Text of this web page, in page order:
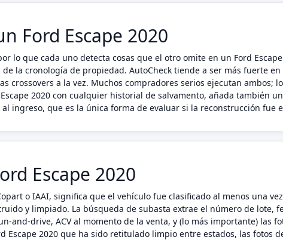
Ford Escape 2020
lo que cada uno detecta cosas que el otro omite en un Ford Escape
la cronología de propiedad. AutoCheck tiende a ser más fuerte
a la vez. Muchos compradores serios ejecutan ambos;
2020 con cualquier historial de salvamento, añada también
ingreso, que es la única forma de evaluar si la reconstrucción fue
Escape 2020
o IAAI, significa que el vehículo fue clasificado al menos una
y limpiado. La búsqueda de subasta extrae el número de lote,
and-drive, ACV al momento de la venta, y (lo más importante) las
Escape 2020 que ha sido retitulado limpio entre estados, las fotos